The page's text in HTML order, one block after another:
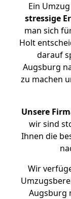
Ein
stressige
man sich
Holt
darauf
Augsburg
zu machen
Unsere
wir sind
Ihnen die
Wir
Augsburg